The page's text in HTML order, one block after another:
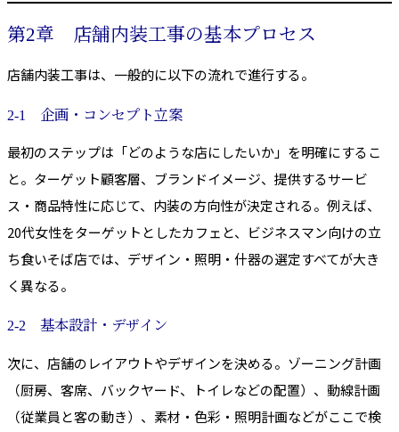
第2章 店舗内装工事の基本プロセス
店舗内装工事は、一般的に以下の流れで進行する。
2-1 企画・コンセプト立案
最初のステップは「どのような店にしたいか」を明確にするこ
と。ターゲット顧客層、ブランドイメージ、提供するサービ
ス・商品特性に応じて、内装の方向性が決定される。例えば、
20代女性をターゲットとしたカフェと、ビジネスマン向けの立
ち食いそば店では、デザイン・照明・什器の選定すべてが大き
く異なる。
2-2 基本設計・デザイン
次に、店舗のレイアウトやデザインを決める。ゾーニング計画
（厨房、客席、バックヤード、トイレなどの配置）、動線計画
（従業員と客の動き）、素材・色彩・照明計画などがここで検